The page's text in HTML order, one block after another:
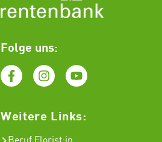
Folge uns:
Weitere Links: